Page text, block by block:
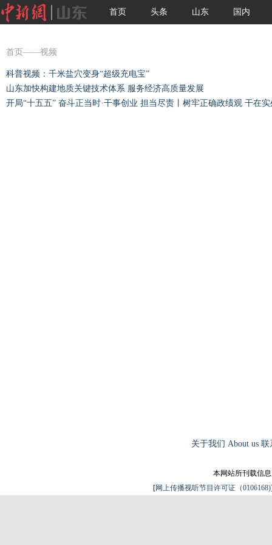
首页 头条 山东 国内
首页 ——视频
科普视频：千米盐穴变身“超级充电宝”
山东加快构建地质关键技术体系 服务经济高质量发展
开局“十五五” 奋斗正当时·干事创业 担当尽责丨树牢正确政绩观 干在
关于我们 About us 联
本网站所刊载信
[网上传播视听节目许可证（0106168)